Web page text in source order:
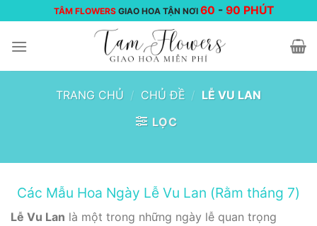
đến
nội
TÂM FLOWERS GIAO HOA TẬN NƠI 60 -90 PHÚT
TRANG CHỦ / CHỦ ĐỀ / LỄ VU LAN
LỌC
Các Mẫu Hoa Ngày Lễ Vu Lan (Rằm tháng 7)
Lễ Vu Lan là một trong những ngày lễ quan trọng